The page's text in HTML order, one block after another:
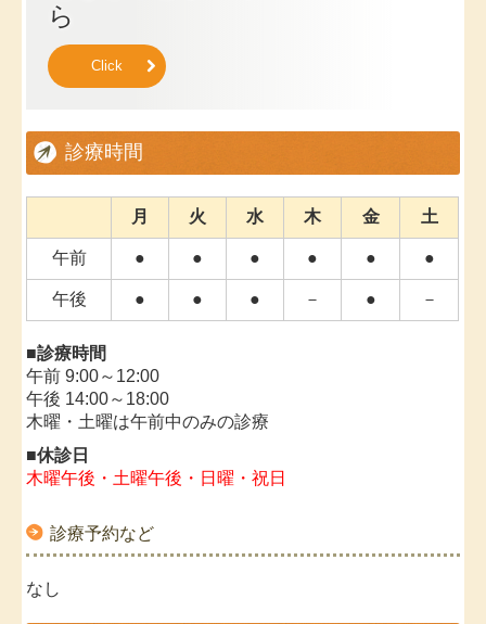
ら
Click
診療時間
月 火 水 木 金 土
午前 ● ● ● ● ● ●
午後 ● ● ● － ● －
■診療時間
午前 9:00～12:00
午後 14:00～18:00
木曜・土曜は午前中のみの診療
■休診日
木曜午後・土曜午後・日曜・祝日
診療予約など
なし